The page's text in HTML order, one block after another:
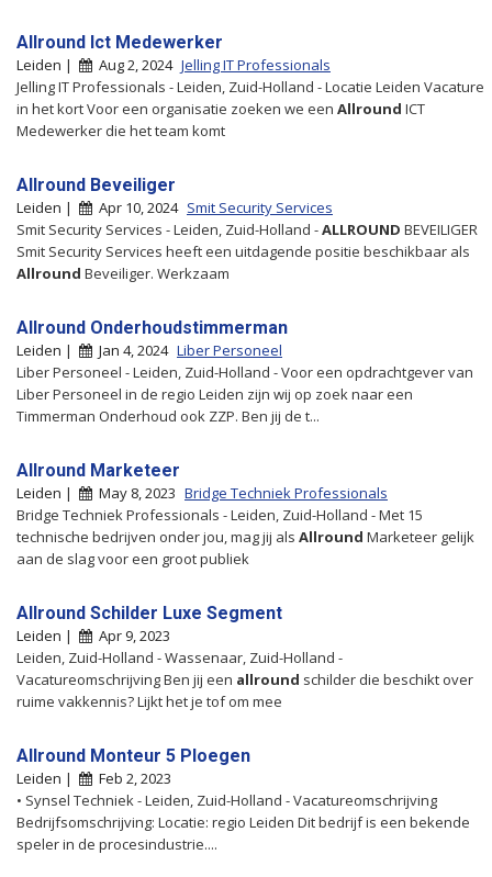
Allround Ict Medewerker
Leiden | Aug 2, 2024 Jelling IT Professionals
Jelling IT Professionals - Leiden, Zuid-Holland - Locatie Leiden Vacature
in het kort Voor een organisatie zoeken we een Allround ICT
Medewerker die het team komt
Allround Beveiliger
Leiden | Apr 10, 2024 Smit Security Services
Smit Security Services - Leiden, Zuid-Holland -ALLROUND BEVEILIGER
Smit Security Services heeft een uitdagende positie beschikbaar als
Allround Beveiliger. Werkzaam
Allround Onderhoudstimmerman
Leiden | Jan 4, 2024 Liber Personeel
Liber Personeel - Leiden, Zuid-Holland - Voor een opdrachtgever van
Liber Personeel in de regio Leiden zijn wij op zoek naar een
Timmerman Onderhoud ook ZZP. Ben jij de t...
Allround Marketeer
Leiden | May 8, 2023 Bridge Techniek Professionals
Bridge Techniek Professionals - Leiden, Zuid-Holland - Met 15
technische bedrijven onder jou, mag jij als Allround Marketeer gelijk
aan de slag voor een groot publiek
Allround Schilder Luxe Segment
Leiden |
Apr 9, 2023
Leiden, Zuid-Holland - Wassenaar, Zuid-Holland -
Vacatureomschrijving Ben jij een allround schilder die beschikt over
ruime vakkennis? Lijkt het je tof om mee
Allround Monteur 5 Ploegen
Leiden |
Feb 2, 2023
• Synsel Techniek - Leiden, Zuid-Holland - Vacatureomschrijving
Bedrijfsomschrijving: Locatie: regio Leiden Dit bedrijf is een bekende
speler in de procesindustrie....